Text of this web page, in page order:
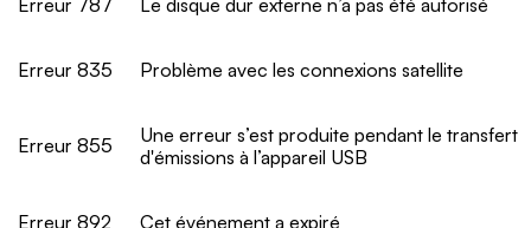
Erreur 787 Le disque dur externe n’a pas été autorisé
Erreur 835 Problème avec les connexions satellite
Erreur 855
Une erreur s’est produite pendant le transfert
d'émissions à l’appareil USB
Erreur 892 Cet événement a expiré